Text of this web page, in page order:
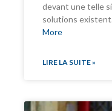
devant une telle
solutions
More
LIRE LA SUITE »